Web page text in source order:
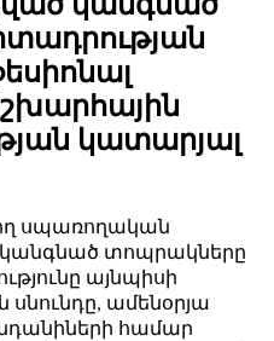
կատարյալ
սպառողական
կանգնած տոպրակները
այնպիսի
սնունդը, ամենօրյա
համար